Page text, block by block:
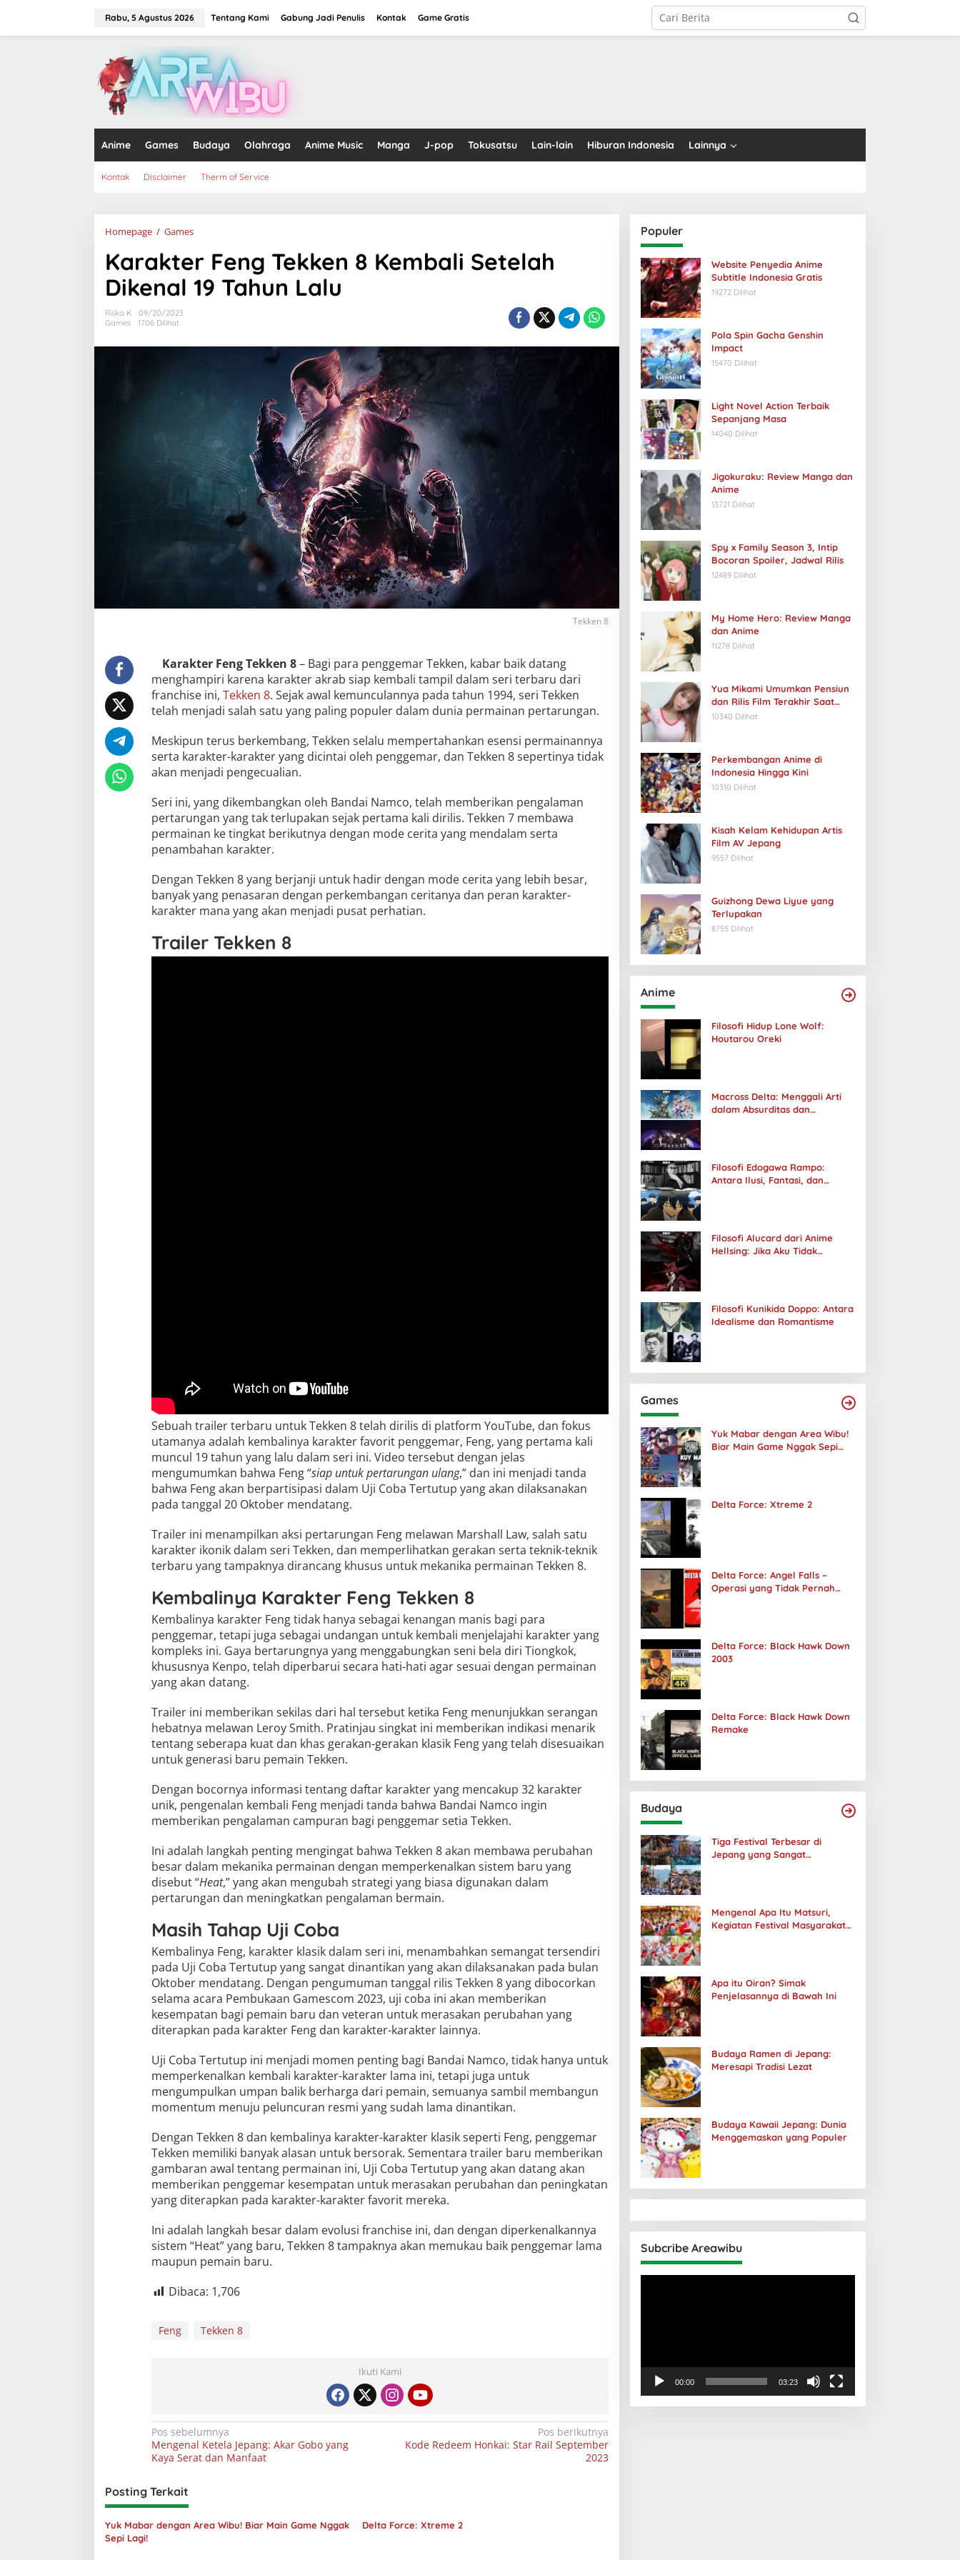
Rabu, 5 Agustus 2026 Tentang Kami Gabung Jadi Penulis Kontak Game Gratis
Anime Games Budaya Olahraga Anime Music Manga J-pop Tokusatsu Lain-lain Hiburan Indonesia Lainnya
Kontak Disclaimer Therm of Service
Homepage / GamesKarakter
Tekken
8
Kembali
Setelah
Lalu
Karakter Feng Tekken 8 Kembali Setelah
Dikenal 19 Tahun Lalu
Riska K
09/20/2023
Games
1706 Dilihat
Tekken 8
Karakter Feng Tekken 8– Bagi para penggemar Tekken, kabar baik datang
menghampiri karena karakter akrab siap kembali tampil dalam seri terbaru dari
franchise ini, Tekken 8. Sejak awal kemunculannya pada tahun 1994, seri Tekken
telah menjadi salah satu yang paling populer dalam dunia permainan pertarungan.
Meskipun terus berkembang, Tekken selalu mempertahankan esensi permainannya
serta karakter-karakter yang dicintai oleh penggemar, dan Tekken 8 sepertinya tidak
akan menjadi pengecualian.
Seri ini, yang dikembangkan oleh Bandai Namco, telah memberikan pengalaman
pertarungan yang tak terlupakan sejak pertama kali dirilis. Tekken 7 membawa
permainan ke tingkat berikutnya dengan mode cerita yang mendalam serta
penambahan karakter.
Dengan Tekken 8 yang berjanji untuk hadir dengan mode cerita yang lebih besar,
banyak yang penasaran dengan perkembangan ceritanya dan peran karakter-
karakter mana yang akan menjadi pusat perhatian.
Trailer Tekken 8
Sebuah trailer terbaru untuk Tekken 8 telah dirilis di platform YouTube, dan fokus
utamanya adalah kembalinya karakter favorit penggemar, Feng, yang pertama kali
muncul 19 tahun yang lalu dalam seri ini. Video tersebut dengan jelas
mengumumkan bahwa Feng “siap untuk pertarungan ulang,” dan ini menjadi tanda
bahwa Feng akan berpartisipasi dalam Uji Coba Tertutup yang akan dilaksanakan
pada tanggal 20 Oktober mendatang.
Trailer ini menampilkan aksi pertarungan Feng melawan Marshall Law, salah satu
karakter ikonik dalam seri Tekken, dan memperlihatkan gerakan serta teknik-teknik
terbaru yang tampaknya dirancang khusus untuk mekanika permainan Tekken 8.
Kembalinya Karakter Feng Tekken 8
Kembalinya karakter Feng tidak hanya sebagai kenangan manis bagi para
penggemar, tetapi juga sebagai undangan untuk kembali menjelajahi karakter yang
kompleks ini. Gaya bertarungnya yang menggabungkan seni bela diri Tiongkok,
khususnya Kenpo, telah diperbarui secara hati-hati agar sesuai dengan permainan
yang akan datang.
Trailer ini memberikan sekilas dari hal tersebut ketika Feng menunjukkan serangan
hebatnya melawan Leroy Smith. Pratinjau singkat ini memberikan indikasi menarik
tentang seberapa kuat dan khas gerakan-gerakan klasik Feng yang telah disesuaikan
untuk generasi baru pemain Tekken.
Dengan bocornya informasi tentang daftar karakter yang mencakup 32 karakter
unik, pengenalan kembali Feng menjadi tanda bahwa Bandai Namco ingin
memberikan pengalaman campuran bagi penggemar setia Tekken.
Ini adalah langkah penting mengingat bahwa Tekken 8 akan membawa perubahan
besar dalam mekanika permainan dengan memperkenalkan sistem baru yang
disebut “Heat,” yang akan mengubah strategi yang biasa digunakan dalam
pertarungan dan meningkatkan pengalaman bermain.
Masih Tahap Uji Coba
Kembalinya Feng, karakter klasik dalam seri ini, menambahkan semangat tersendiri
pada Uji Coba Tertutup yang sangat dinantikan yang akan dilaksanakan pada bulan
Oktober mendatang. Dengan pengumuman tanggal rilis Tekken 8 yang dibocorkan
selama acara Pembukaan Gamescom 2023, uji coba ini akan memberikan
kesempatan bagi pemain baru dan veteran untuk merasakan perubahan yang
diterapkan pada karakter Feng dan karakter-karakter lainnya.
Uji Coba Tertutup ini menjadi momen penting bagi Bandai Namco, tidak hanya untuk
memperkenalkan kembali karakter-karakter lama ini, tetapi juga untuk
mengumpulkan umpan balik berharga dari pemain, semuanya sambil membangun
momentum menuju peluncuran resmi yang sudah lama dinantikan.
Dengan Tekken 8 dan kembalinya karakter-karakter klasik seperti Feng, penggemar
Tekken memiliki banyak alasan untuk bersorak. Sementara trailer baru memberikan
gambaran awal tentang permainan ini, Uji Coba Tertutup yang akan datang akan
memberikan penggemar kesempatan untuk merasakan perubahan dan peningkatan
yang diterapkan pada karakter-karakter favorit mereka.
Ini adalah langkah besar dalam evolusi franchise ini, dan dengan diperkenalkannya
sistem “Heat” yang baru, Tekken 8 tampaknya akan memukau baik penggemar lama
maupun pemain baru.
Dibaca: 1,706
Feng Tekken 8
Ikuti Kami
Navigasi
pos
Pos sebelumnya
Mengenal Ketela Jepang: Akar Gobo yang
Kaya Serat dan Manfaat
Pos berikutnya
Kode Redeem Honkai: Star Rail September
2023
Posting Terkait
Yuk Mabar dengan Area Wibu! Biar Main Game Nggak
Sepi Lagi!
Delta Force: Xtreme 2
Populer
Website Penyedia Anime
Subtitle Indonesia Gratis
19272 Dilihat
Pola Spin Gacha Genshin
Impact
15470 Dilihat
Light Novel Action Terbaik
Sepanjang Masa
14040 Dilihat
Jigokuraku: Review Manga dan
Anime
13721 Dilihat
Spy x Family Season 3, Intip
Bocoran Spoiler, Jadwal Rilis
12489 Dilihat
My Home Hero: Review Manga
dan Anime
11278 Dilihat
Yua Mikami Umumkan Pensiun
dan Rilis Film Terakhir Saat
Ulang Tahun
10340 Dilihat
Perkembangan Anime di
Indonesia Hingga Kini
10310 Dilihat
Kisah Kelam Kehidupan Artis
Film AV Jepang
9557 Dilihat
Guizhong Dewa Liyue yang
Terlupakan
8755 Dilihat
Anime
Filosofi Hidup Lone Wolf:
Houtarou Oreki
Macross Delta: Menggali Arti
dalam Absurditas dan
Filosofi Edogawa Rampo:
Antara Ilusi, Fantasi, dan
Filosofi Alucard dari Anime
Hellsing: Jika Aku Tidak
Filosofi Kunikida Doppo: Antara
Idealisme dan Romantisme
Games
Yuk Mabar dengan Area Wibu!
Biar Main Game Nggak Sepi
Delta Force: Xtreme 2
Delta Force: Angel Falls –
Operasi yang Tidak Pernah
Delta Force: Black Hawk Down
2003
Delta Force: Black Hawk Down
Remake
Budaya
Tiga Festival Terbesar di
Jepang yang Sangat
Mengenal Apa Itu Matsuri,
Kegiatan Festival Masyarakat
Apa itu Oiran? Simak
Penjelasannya di Bawah Ini
Budaya Ramen di Jepang:
Meresapi Tradisi Lezat
Budaya Kawaii Jepang: Dunia
Menggemaskan yang Populer
Subcribe Areawibu
00:00 03:23